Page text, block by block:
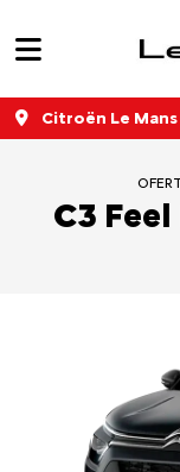
Citroën Le
C3